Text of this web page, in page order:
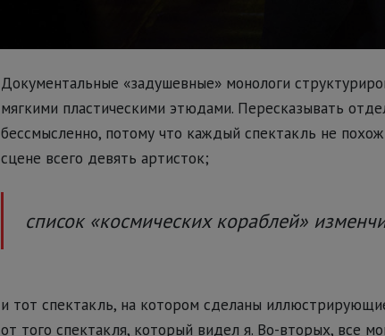
Документальные «задушевные» монологи
мягкими пластическими этюдами. Пересказывать
бессмысленно, потому что каждый спектакль не
сцене всего девять артисток;
список «космических кораблей»
и тот спектакль, на котором сделаны
от того спектакля, который видел я. Во-вторых, все